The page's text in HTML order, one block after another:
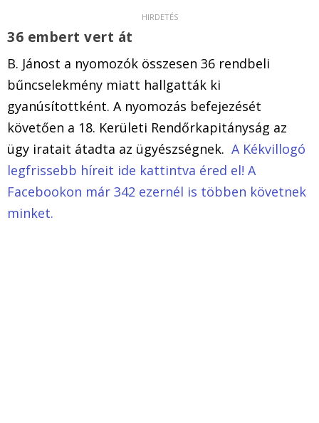
36 embert vert át
B. Jánost a nyomozók összesen 36 rendbeli
bűncselekmény miatt hallgatták ki
gyanúsítottként. A nyomozás befejezését
követően a 18. Kerületi Rendőrkapitányság az
ügy iratait átadta az ügyészségnek. A Kékvillogó
legfrissebb híreit ide kattintva éred el! A
Facebookon már 342 ezernél is többen követnek
minket.